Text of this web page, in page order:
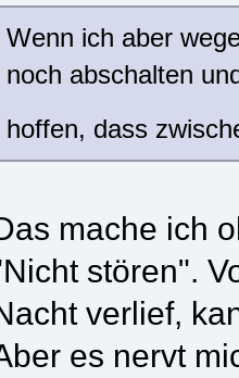
Wenn ich aber
noch abschalten
hoffen, dass
mache ich
stören".
verlief,
es nervt